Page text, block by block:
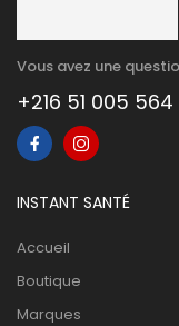
Vous avez une
+216 51 005 564
INSTANT SANTÉ
Accueil
Boutique
Marques